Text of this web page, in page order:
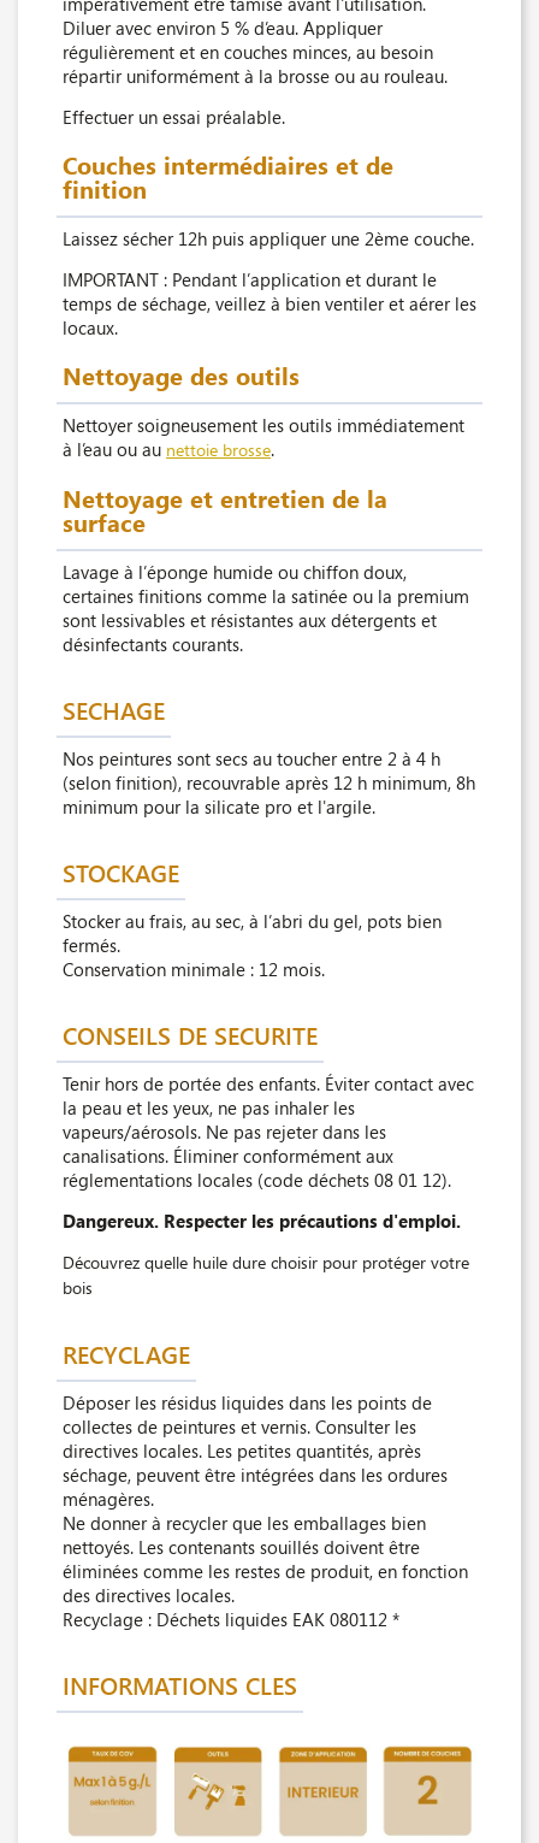
Diluer avec environ 5 % d’eau. Appliquer
régulièrement et en couches minces, au besoin
répartir uniformément à la brosse ou au rouleau.
Effectuer un essai préalable.
Couches intermédiaires et de
finition
Laissez sécher 12h puis appliquer une 2ème couche.
IMPORTANT : Pendant l’application et durant le
temps de séchage, veillez à bien ventiler et aérer les
locaux.
Nettoyage des outils
Nettoyer soigneusement les outils immédiatement
à l’eau ou au nettoie brosse.
Nettoyage et entretien de la
surface
Lavage à l’éponge humide ou chiffon doux,
certaines finitions comme la satinée ou la premium
sont lessivables et résistantes aux détergents et
désinfectants courants.
SECHAGE
Nos peintures sont secs au toucher entre 2 à 4 h
(selon finition), recouvrable après 12 h minimum, 8h
minimum pour la silicate pro et l'argile.
STOCKAGE
Stocker au frais, au sec, à l’abri du gel, pots bien
fermés.
Conservation minimale : 12 mois.
CONSEILS DE SECURITE
Tenir hors de portée des enfants. Éviter contact avec
la peau et les yeux, ne pas inhaler les
vapeurs/aérosols. Ne pas rejeter dans les
canalisations. Éliminer conformément aux
réglementations locales (code déchets 08 01 12).
Dangereux. Respecter les précautions d'emploi.
Découvrez quelle huile dure choisir pour protéger votre
bois
RECYCLAGE
Déposer les résidus liquides dans les points de
collectes de peintures et vernis. Consulter les
directives locales. Les petites quantités, après
séchage, peuvent être intégrées dans les ordures
ménagères.
Ne donner à recycler que les emballages bien
nettoyés. Les contenants souillés doivent être
éliminées comme les restes de produit, en fonction
des directives locales.
Recyclage : Déchets liquides EAK 080112 *
INFORMATIONS CLES